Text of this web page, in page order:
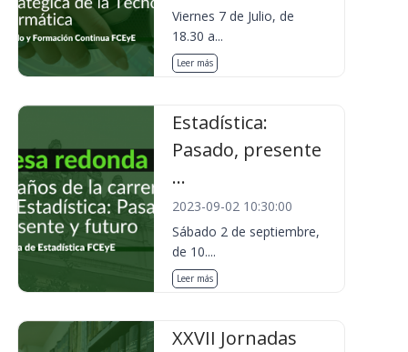
Viernes 7 de Julio, de
18.30 a...
Leer más
Estadística:
Pasado, presente
...
2023-09-02 10:30:00
Sábado 2 de septiembre,
de 10....
Leer más
XXVII Jornadas